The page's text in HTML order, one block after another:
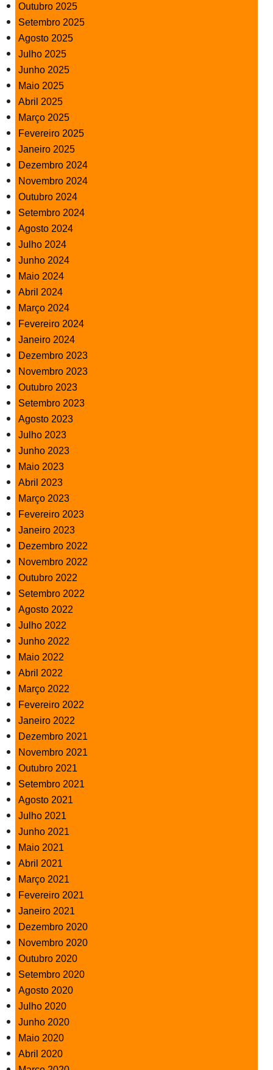
Outubro 2025
Setembro 2025
Agosto 2025
Julho 2025
Junho 2025
Maio 2025
Abril 2025
Março 2025
Fevereiro 2025
Janeiro 2025
Dezembro 2024
Novembro 2024
Outubro 2024
Setembro 2024
Agosto 2024
Julho 2024
Junho 2024
Maio 2024
Abril 2024
Março 2024
Fevereiro 2024
Janeiro 2024
Dezembro 2023
Novembro 2023
Outubro 2023
Setembro 2023
Agosto 2023
Julho 2023
Junho 2023
Maio 2023
Abril 2023
Março 2023
Fevereiro 2023
Janeiro 2023
Dezembro 2022
Novembro 2022
Outubro 2022
Setembro 2022
Agosto 2022
Julho 2022
Junho 2022
Maio 2022
Abril 2022
Março 2022
Fevereiro 2022
Janeiro 2022
Dezembro 2021
Novembro 2021
Outubro 2021
Setembro 2021
Agosto 2021
Julho 2021
Junho 2021
Maio 2021
Abril 2021
Março 2021
Fevereiro 2021
Janeiro 2021
Dezembro 2020
Novembro 2020
Outubro 2020
Setembro 2020
Agosto 2020
Julho 2020
Junho 2020
Maio 2020
Abril 2020